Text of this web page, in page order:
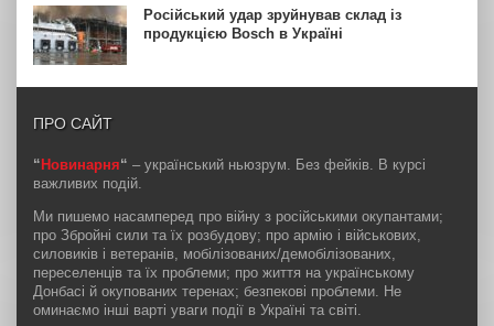
Російський удар зруйнував склад із
продукцією Bosch в Україні
ПРО САЙТ
“ Новинарня“ – український ньюзрум. Без фейків. В курсі
важливих подій.
Ми пишемо насамперед про війну з російськими окупантами;
про Збройні сили та їх розбудову; про армію і військових,
силовиків і ветеранів, мобілізованих/демобілізованих,
переселенців та їх проблеми; про життя на українському
Донбасі й окупованих теренах; безпекові проблеми. Не
оминаємо інші варті уваги події в Україні та світі.